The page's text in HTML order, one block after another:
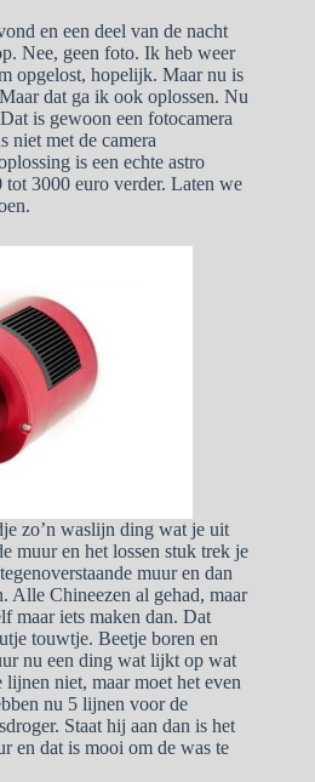
en een deel van de nacht
Nee, geen foto. Ik heb weer
opgelost, hopelijk. Maar nu is
dat ga ik ook oplossen. Nu
is gewoon een fotocamera
niet met de camera
is een echte astro
tot 3000 euro verder. Laten we
zo’n waslijn ding wat je uit
muur en het lossen stuk trek je
muur en dan
Alle Chineezen al gehad, maar
maar iets maken dan. Dat
touwtje. Beetje boren en
nu een ding wat lijkt op wat
niet, maar moet het even
nu 5 lijnen voor de
Staat hij aan dan is het
en dat is mooi om de was te